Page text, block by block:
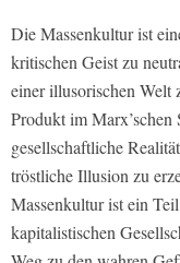
Die Massenkultur ist
kritischen Geist zu
einer illusorischen Welt
Produkt im Marx’schen
gesellschaftliche
tröstliche Illusion zu
Massenkultur ist ein
kapitalistischen